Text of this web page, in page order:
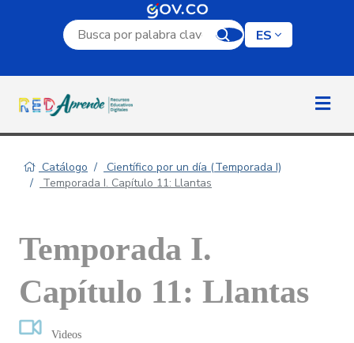
Campo de búsqueda por palabra clave
ES
Catálogo
Científico por un día (Temporada I)
Temporada I. Capítulo 11: Llantas
Temporada I.
Capítulo 11: Llantas
Videos